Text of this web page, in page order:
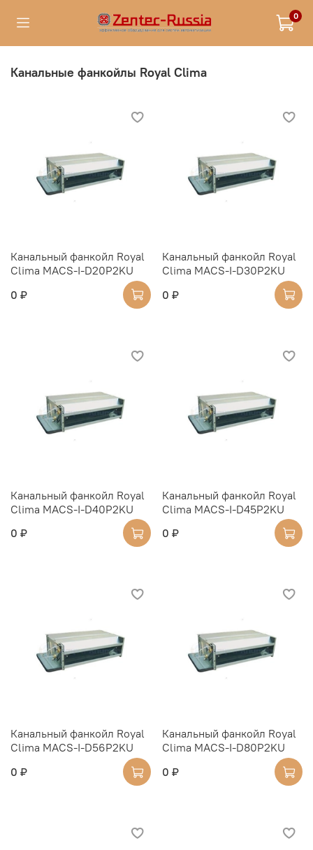
0
Канальные фанкойлы Royal Clima
Канальный фанкойл Royal
Clima MACS-I-D20P2KU
0 ₽
Канальный фанкойл Royal
Clima MACS-I-D30P2KU
0 ₽
Канальный фанкойл Royal
Clima MACS-I-D40P2KU
0 ₽
Канальный фанкойл Royal
Clima MACS-I-D45P2KU
0 ₽
Канальный фанкойл Royal
Clima MACS-I-D56P2KU
0 ₽
Канальный фанкойл Royal
Clima MACS-I-D80P2KU
0 ₽